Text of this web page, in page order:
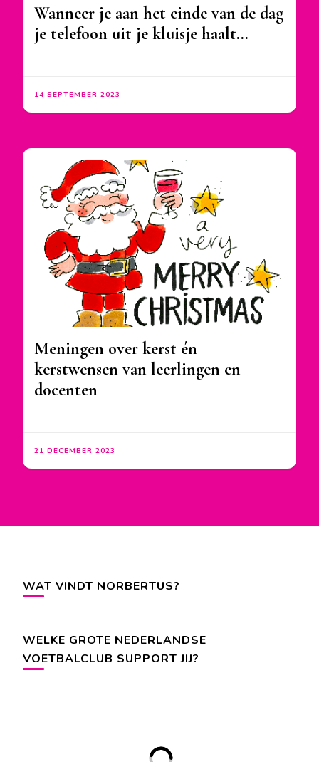
Wanneer je aan het einde van de dag
je telefoon uit je kluisje haalt…
14 SEPTEMBER 2023
Meningen over kerst én
kerstwensen van leerlingen en
docenten
21 DECEMBER 2023
WAT VINDT NORBERTUS?
WELKE GROTE NEDERLANDSE
VOETBALCLUB SUPPORT JIJ?